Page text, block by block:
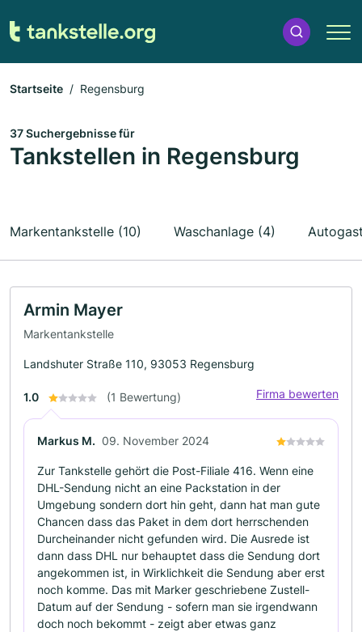
Startseite Regensburg
37 Suchergebnisse für
Tankstellen in Regensburg
Markentankstelle (10) Waschanlage (4)
Armin Mayer
Markentankstelle
Landshuter Straße 110, 93053 Regensburg
1.0 (1 Bewertung) Firma bewerten
Markus M. 09. November 2024
Zur Tankstelle gehört die Post-Filiale 416. Wenn eine
DHL-Sendung nicht an eine Packstation in der
Umgebung sondern dort hin geht, dann hat man gute
Chancen dass das Paket in dem dort herrschenden
Durcheinander nicht gefunden wird. Die Ausrede ist
dann dass DHL nur behauptet dass die Sendung dort
angekommen ist, in Wirklichkeit die Sendung aber erst
noch komme. Das mit Marker geschriebene Zustell-
Datum auf der Sendung - sofern man sie irgendwann
doch noch bekommt - zeigt aber etwas ganz